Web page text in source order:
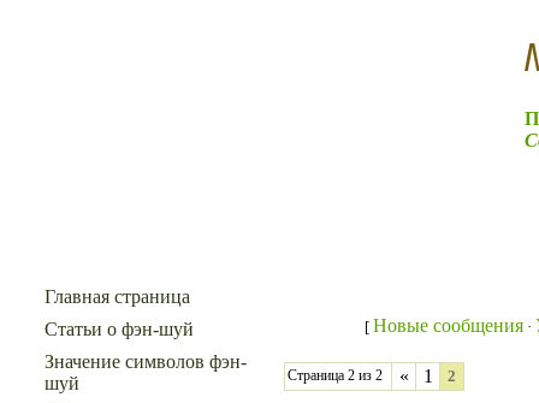
Главная страница
Статьи о фэн-шуй
Значение символов фэн-
шуй
[ Новые сообщения ·
Страница 2 из 2 « 1 2